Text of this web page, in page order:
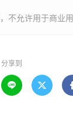
允许用于商业
分享到
 